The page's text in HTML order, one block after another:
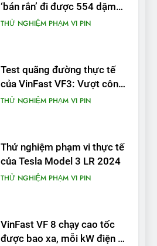
‘bán rắn’ đi được 554 dặm
trong bài kiểm tra phạm vi
THỬ NGHIỆM PHẠM VI PIN
Test quãng đường thực tế
của VinFast VF3: Vượt công
bố từ nhà sản xuất
THỬ NGHIỆM PHẠM VI PIN
Thử nghiệm phạm vi thực tế
của Tesla Model 3 LR 2024
THỬ NGHIỆM PHẠM VI PIN
VinFast VF 8 chạy cao tốc
được bao xa, mỗi kW điện đi